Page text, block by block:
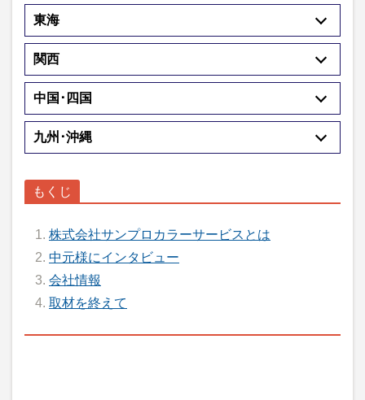
東海
関西
中国･四国
九州･沖縄
株式会社サンプロカラーサービスとは
中元様にインタビュー
会社情報
取材を終えて